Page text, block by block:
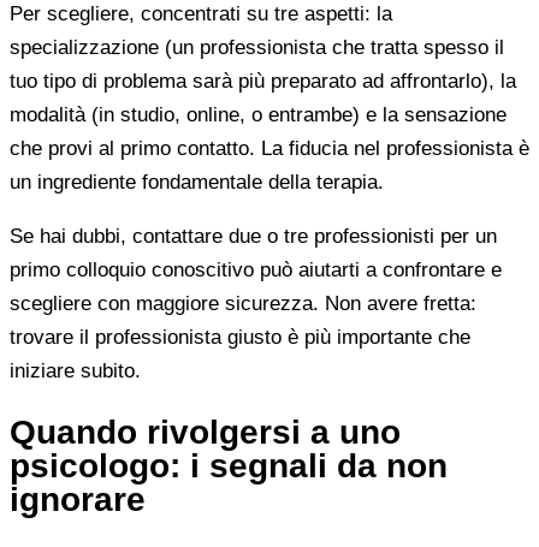
Per scegliere, concentrati su tre aspetti: la
specializzazione (un professionista che tratta spesso il
tuo tipo di problema sarà più preparato ad affrontarlo), la
modalità (in studio, online, o entrambe) e la sensazione
che provi al primo contatto. La fiducia nel professionista è
un ingrediente fondamentale della terapia.
Se hai dubbi, contattare due o tre professionisti per un
primo colloquio conoscitivo può aiutarti a confrontare e
scegliere con maggiore sicurezza. Non avere fretta:
trovare il professionista giusto è più importante che
iniziare subito.
Quando rivolgersi a uno
psicologo: i segnali da non
ignorare